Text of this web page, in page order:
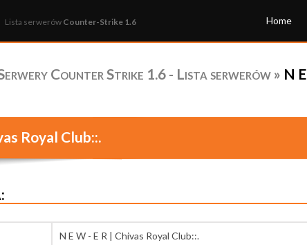
Lista serwerów Counter-Strike 1.6 Home
Counter Strike 1.6 - Lista serwerów » N
Royal Club::.
N E W - E R | Chivas Royal Club::.